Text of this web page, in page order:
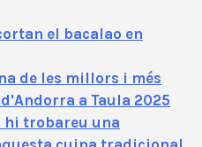
el bacalao en
de les millors i més
a Taula 2025
hi trobareu una